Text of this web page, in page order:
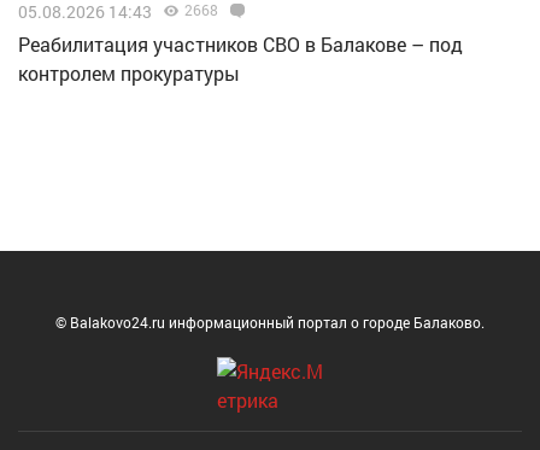
05.08.2026 14:43 2668
Реабилитация участников СВО в Балакове – под
контролем прокуратуры
© Balakovo24.ru информационный портал о городе Балаково.